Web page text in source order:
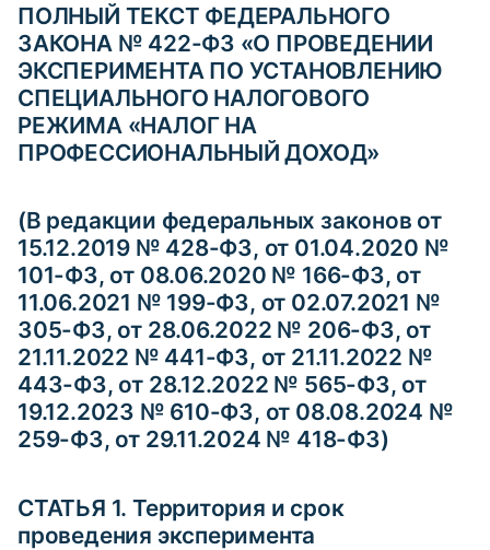
ПОЛНЫЙ ТЕКСТ ФЕДЕРАЛЬНОГО
ЗАКОНА № 422-ФЗ «О ПРОВЕДЕНИИ
ЭКСПЕРИМЕНТА ПО УСТАНОВЛЕНИЮ
СПЕЦИАЛЬНОГО НАЛОГОВОГО
РЕЖИМА «НАЛОГ НА
ПРОФЕССИОНАЛЬНЫЙ ДОХОД»
(В редакции федеральных законов от
15.12.2019 № 428-ФЗ, от 01.04.2020 №
101-ФЗ, от 08.06.2020 № 166-ФЗ, от
11.06.2021 № 199-ФЗ, от 02.07.2021 №
305-ФЗ, от 28.06.2022 № 206-ФЗ, от
21.11.2022 № 441-ФЗ, от 21.11.2022 №
443-ФЗ, от 28.12.2022 № 565-ФЗ, от
19.12.2023 № 610-ФЗ, от 08.08.2024 №
259-ФЗ, от 29.11.2024 № 418-ФЗ)
СТАТЬЯ 1. Территория и срок
проведения эксперимента